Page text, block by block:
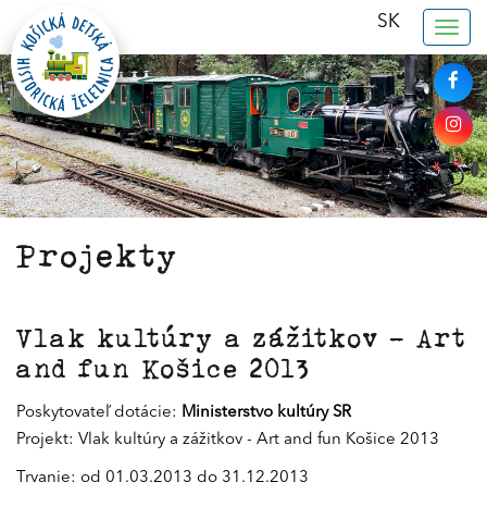
SK
Projekty
Vlak kultúry a zážitkov - Art
and fun Košice 2013
Poskytovateľ dotácie: Ministerstvo kultúry SR
Projekt: Vlak kultúry a zážitkov - Art and fun Košice 2013
Trvanie: od 01.03.2013 do 31.12.2013